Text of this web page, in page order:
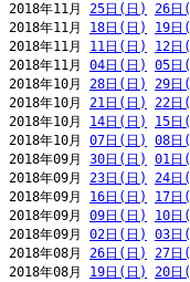
2018年11月 25日(日) 26日
2018年11月 18日(日) 19日
2018年11月 11日(日) 12日
2018年11月 04日(日) 05日
2018年10月 28日(日) 29日
2018年10月 21日(日) 22日
2018年10月 14日(日) 15日
2018年10月 07日(日) 08日
2018年09月 30日(日) 01日
2018年09月 23日(日) 24日
2018年09月 16日(日) 17日
2018年09月 09日(日) 10日
2018年09月 02日(日) 03日
2018年08月 26日(日) 27日
2018年08月 19日(日) 20日